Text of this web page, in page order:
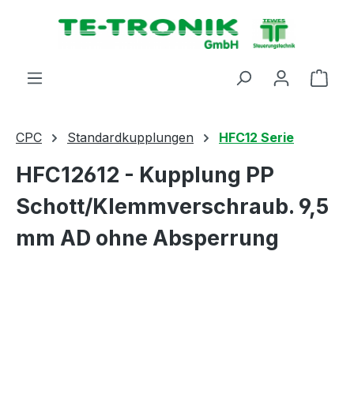
springen
CPC Standardkupplungen HFC12 Serie
HFC12612 - Kupplung PP
Schott/Klemmverschraub. 9,5
mm AD ohne Absperrung